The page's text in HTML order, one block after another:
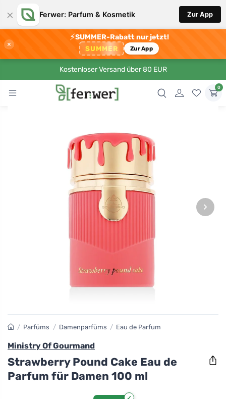
× Ferwer: Parfum & Kosmetik Zur App
×
⚡SUMMER-Rabatt nur jetzt!
SUMMER Zur App
Kostenloser Versand über 80 EUR
0
›
/ Parfüms / Damenparfüms / Eau de Parfum
Ministry Of Gourmand
Strawberry Pound Cake Eau de
Parfum für Damen 100 ml